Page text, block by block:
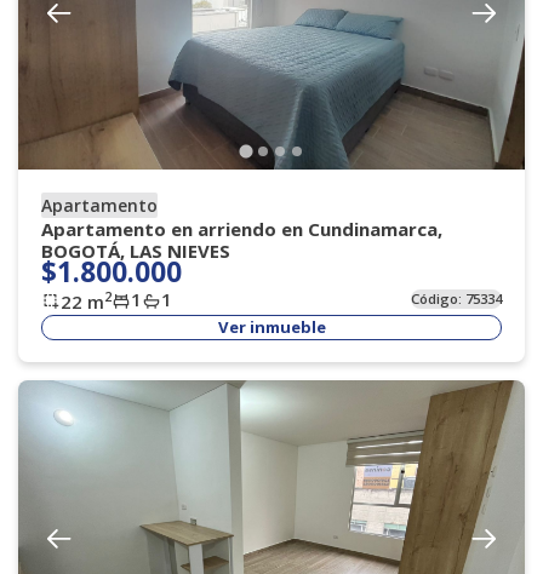
Apartamento
Apartamento en arriendo en Cundinamarca,
BOGOTÁ, LAS NIEVES
$1.800.000
22 m2 1 1 Código: 75334
Ver inmueble